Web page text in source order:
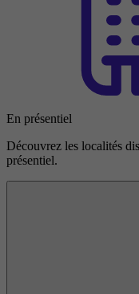
En présentiel
Découvrez les localités
présentiel.